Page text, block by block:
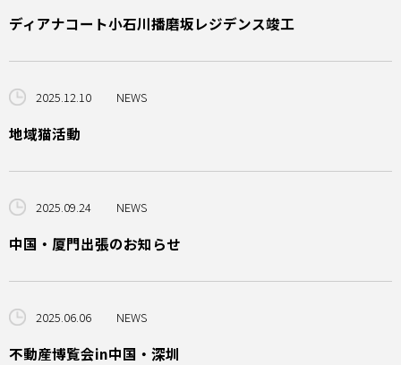
ディアナコート小石川播磨坂レジデンス竣工
2025.12.10 NEWS
地域猫活動
2025.09.24 NEWS
中国・厦門出張のお知らせ
2025.06.06 NEWS
不動産博覧会in中国・深圳